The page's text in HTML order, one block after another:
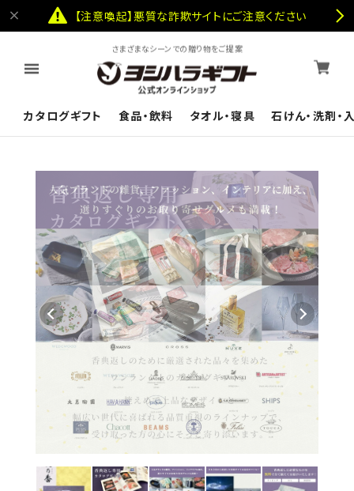
【注意喚起】悪質な詐欺サイトにご注意ください
さまざまなシーンでの贈り物をご提案
カタログギフト 食品・飲料 タオル・寝具 石けん・洗剤・